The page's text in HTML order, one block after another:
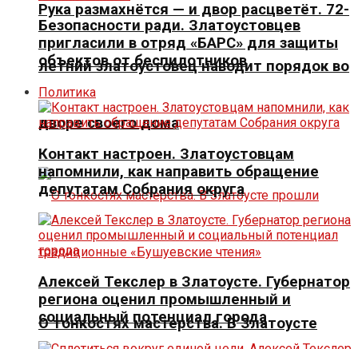
Рука размахнётся — и двор расцветёт. 72-
летний златоустовец наводит порядок во
дворе своего дома
О тонкостях мастерства. В Златоусте
Безопасности ради. Златоустовцев
пригласили в отряд «БАРС» для защиты
объектов от беспилотников
Политика
Контакт настроен. Златоустовцам
напомнили, как направить обращение
депутатам Собрания округа
Алексей Текслер в Златоусте. Губернатор
региона оценил промышленный и
социальный потенциал города